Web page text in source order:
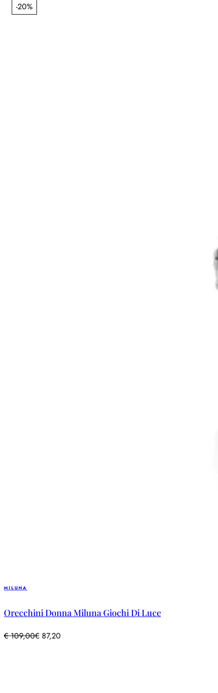
-20%
MILUNA
Orecchini Donna Miluna Giochi Di Luce
€109,00€ 87,20